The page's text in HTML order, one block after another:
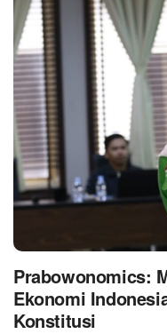
Prabowonomics:
Ekonomi
Konstitusi